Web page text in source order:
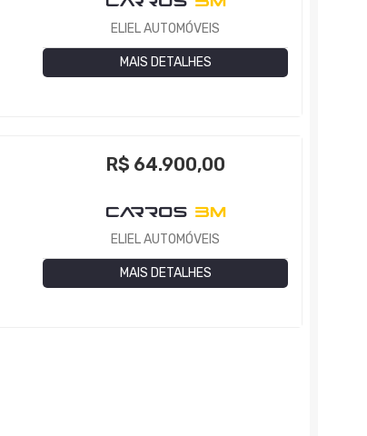
ELIEL AUTOMÓVEIS
MAIS DETALHES
R$ 64.900,00
ELIEL AUTOMÓVEIS
MAIS DETALHES